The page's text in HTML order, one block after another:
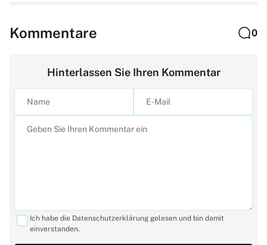
Kommentare 0
Hinterlassen Sie Ihren Kommentar
Ich habe die Datenschutzerklärung gelesen und bin damit
einverstanden.